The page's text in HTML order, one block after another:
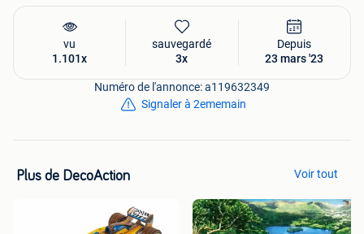
vu
1.101x
sauvegardé
3x
Depuis
23 mars '23
Numéro de l'annonce: a119632349
Signaler à 2ememain
Plus de DecoAction Voir tout